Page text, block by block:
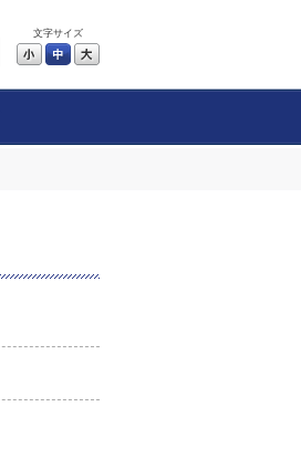
文字サイズ
小 中